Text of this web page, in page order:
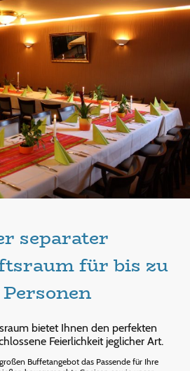
separater
für bis zu
bietet Ihnen den perfekten
Feierlichkeit jeglicher Art.
Buffetangebot das Passende für Ihre